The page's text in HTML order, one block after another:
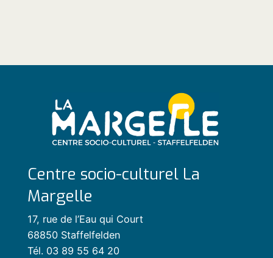
Centre socio-culturel La
Margelle
17, rue de l’Eau qui Court
68850 Staffelfelden
Tél. 03 89 55 64 20